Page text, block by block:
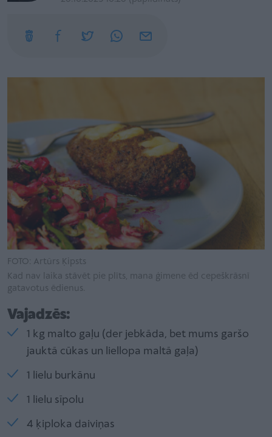
FOTO: Artūrs Ķipsts
Kad nav laika stāvēt pie plīts, mana ģimene ēd cepeškrāsnī
gatavotus ēdienus.
Vajadzēs:
1 kg malto gaļu (der jebkāda, bet mums garšo
jauktā cūkas un liellopa maltā gaļa)
1 lielu burkānu
1 lielu sīpolu
4 ķiploka daiviņas